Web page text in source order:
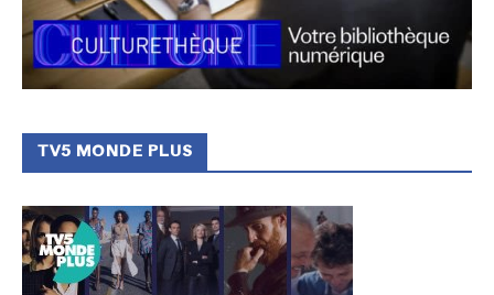
TV5 MONDE PLUS